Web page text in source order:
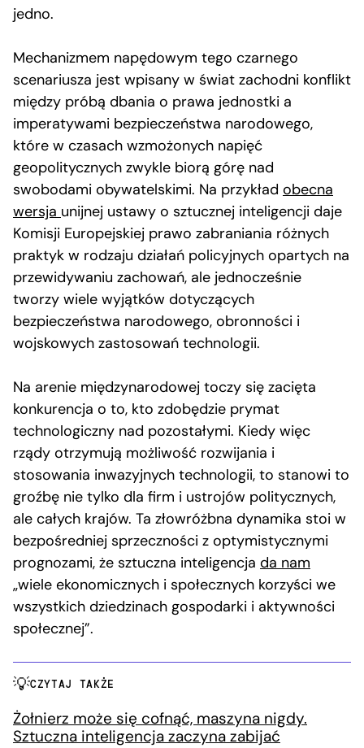
jedno.
Mechanizmem napędowym tego czarnego
scenariusza jest wpisany w świat zachodni konflikt
między próbą dbania o prawa jednostki a
imperatywami bezpieczeństwa narodowego,
które w czasach wzmożonych napięć
geopolitycznych zwykle biorą górę nad
swobodami obywatelskimi. Na przykład obecna
wersja unijnej ustawy o sztucznej inteligencji daje
Komisji Europejskiej prawo zabraniania różnych
praktyk w rodzaju działań policyjnych opartych na
przewidywaniu zachowań, ale jednocześnie
tworzy wiele wyjątków dotyczących
bezpieczeństwa narodowego, obronności i
wojskowych zastosowań technologii.
Na arenie międzynarodowej toczy się zacięta
konkurencja o to, kto zdobędzie prymat
technologiczny nad pozostałymi. Kiedy więc
rządy otrzymują możliwość rozwijania i
stosowania inwazyjnych technologii, to stanowi to
groźbę nie tylko dla firm i ustrojów politycznych,
ale całych krajów. Ta złowróżbna dynamika stoi w
bezpośredniej sprzeczności z optymistycznymi
prognozami, że sztuczna inteligencja da nam
„wiele ekonomicznych i społecznych korzyści we
wszystkich dziedzinach gospodarki i aktywności
społecznej”.
CZYTAJ TAKŻE
Żołnierz może się cofnąć, maszyna nigdy.
Sztuczna inteligencja zaczyna zabijać